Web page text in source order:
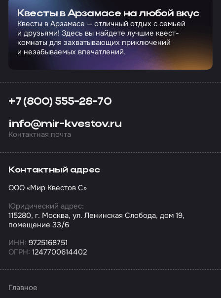
Квесты в Арзамасе на любой вкус
Квесты в Арзамасе — отличный отдых с семьей
и друзьями! Здесь вы найдете лучшие квест-
комнаты для захватывающих приключений
и незабываемых впечатлений.
+7 (800) 555-28-70
info@mir-kvestov.ru
Контактная почта
Контактный адрес
ООО «Мир Квестов С»
Юридический адрес:
115280, г. Москва, ул. Ленинская Слобода, дом 19,
помещение 33/6
ИНН: 9725168751
ОГРН: 1247700614402
Главное